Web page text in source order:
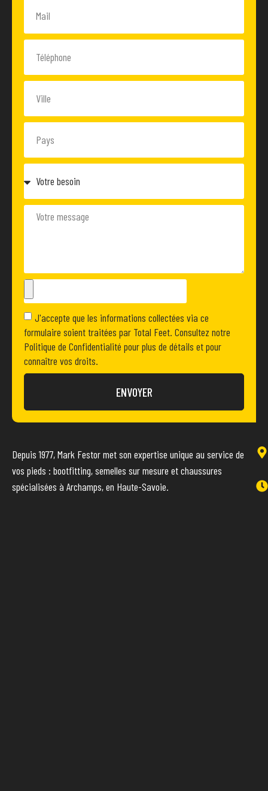
J'accepte que les informations collectées via ce
formulaire soient traitées par Total Feet. Consultez notre
Politique de Confidentialité pour plus de détails et pour
connaître vos droits.
ENVOYER
Depuis 1977, Mark Festor met son expertise unique au service de
vos pieds : bootfitting, semelles sur mesure et chaussures
spécialisées à Archamps, en Haute-Savoie.